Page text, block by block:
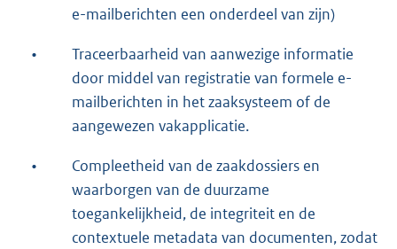
e-mailberichten een onderdeel van zijn)
•
Traceerbaarheid van aanwezige informatie
door middel van registratie van formele e-
mailberichten in het zaaksysteem of de
aangewezen vakapplicatie.
•
Compleetheid van de zaakdossiers en
waarborgen van de duurzame
toegankelijkheid, de integriteit en de
contextuele metadata van documenten, zodat